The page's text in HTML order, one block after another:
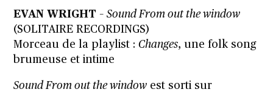
EVAN WRIGHT –Sound From out the window
(SOLITAIRE RECORDINGS)
Morceau de la playlist :Changes, une folk song
brumeuse et intime
Sound From out the window est sorti sur